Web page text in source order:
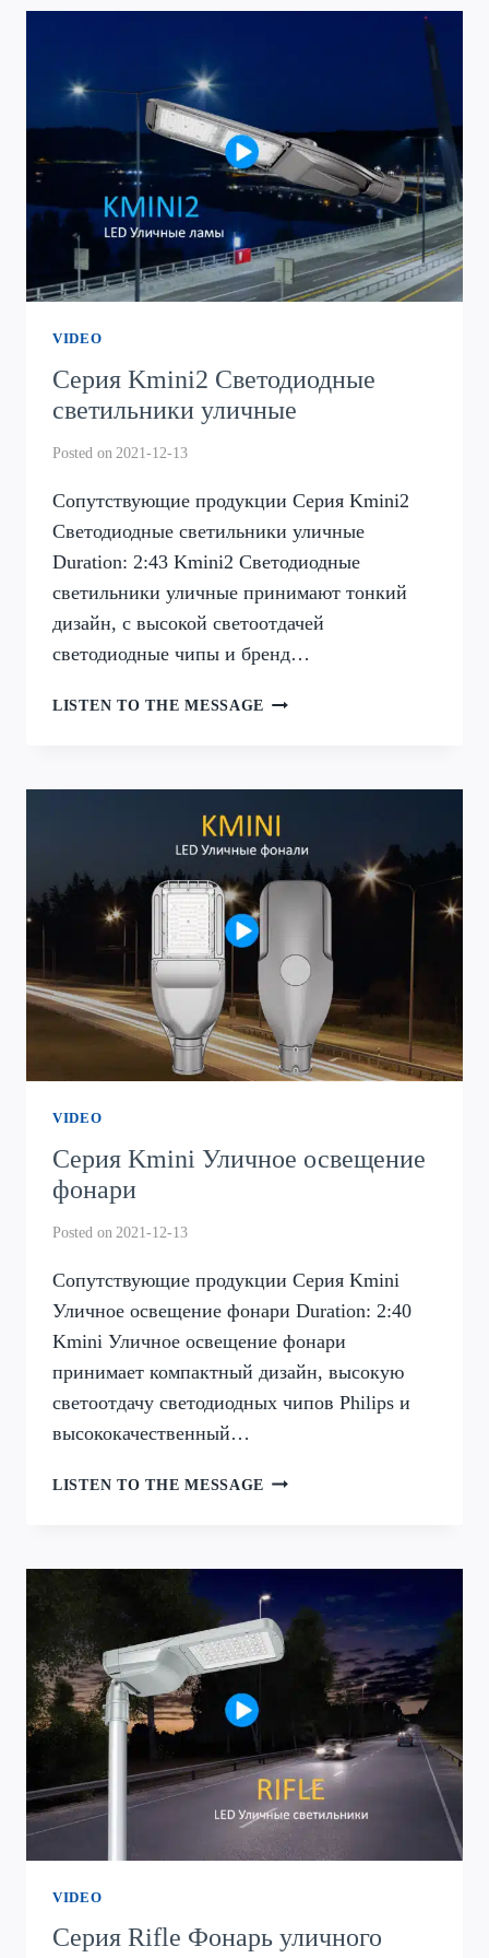
ПРОМЫШЛЕННЫЙ
VIDEO
Серия Kmini2 Светодиодные
светильники уличные
Posted on2021-12-13
Сопутствующие продукции Серия Kmini2
Светодиодные светильники уличные
Duration: 2:43 Kmini2 Светодиодные
светильники уличные принимают тонкий
дизайн, с высокой светоотдачей
светодиодные чипы и бренд…
LISTEN TO THE MESSAGE СЕРИЯ
VIDEO
Серия Kmini Уличное освещение
фонари
Posted on 2021-12-13
Сопутствующие продукции Серия Kmini
Уличное освещение фонари Duration: 2:40
Kmini Уличное освещение фонари
принимает компактный дизайн, высокую
светоотдачу светодиодных чипов Philips и
высококачественный…
LISTEN TO THE MESSAGE СЕРИЯ
VIDEO
Серия Rifle Фонарь уличного